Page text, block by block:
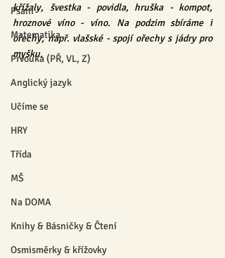
Psaní
Matematika
Prvouka (PŘ, VL, Z)
Anglický jazyk
Učíme se
HRY
Třída
MŠ
Na DOMA
Knihy & Básničky & Čtení
Osmisměrky & křížovky
křížaly, švestka - povidla, hruška - kompot,
hroznové víno - víno. Na podzim sbíráme i
ořechy, např. vlašské - spojí ořechy s jádry pro
myšku.